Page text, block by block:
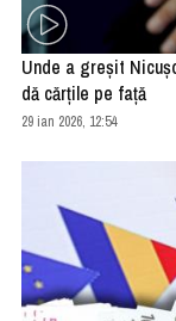
Unde a greşit
dă cărţile pe faţă
29 ian 2026, 12:54